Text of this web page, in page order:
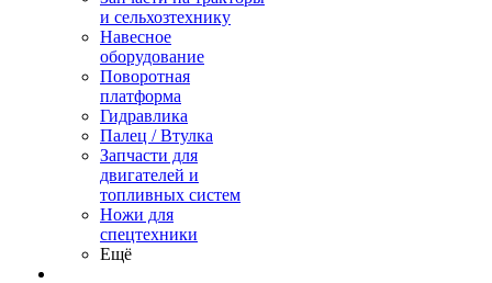
и сельхозтехнику
Навесное
оборудование
Поворотная
платформа
Гидравлика
Палец / Втулка
Запчасти для
двигателей и
топливных систем
Ножи для
спецтехники
Ещё